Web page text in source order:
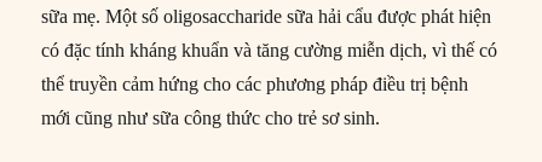
sữa mẹ. Một số oligosaccharide sữa hải cẩu được phát hiện
có đặc tính kháng khuẩn và tăng cường miễn dịch, vì thế có
thể truyền cảm hứng cho các phương pháp điều trị bệnh
mới cũng như sữa công thức cho trẻ sơ sinh.